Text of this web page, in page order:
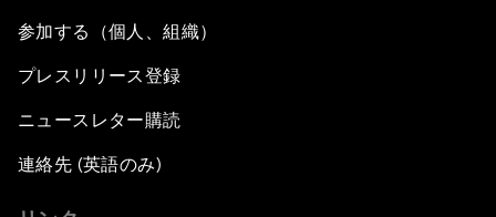
参加する（個人、組織）
プレスリリース登録
ニュースレター購読
連絡先 (英語のみ)